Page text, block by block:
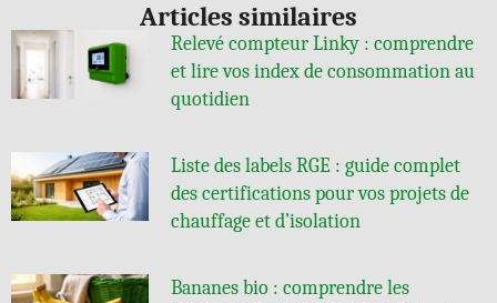
Articles similaires
Relevé compteur Linky : comprendre
et lire vos index de consommation au
quotidien
Liste des labels RGE : guide complet
des certifications pour vos projets de
chauffage et d’isolation
Bananes bio : comprendre les